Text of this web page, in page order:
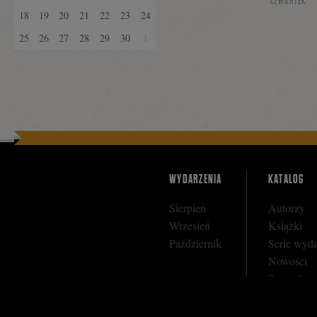
18
19 20 21 22 23
24
25
26 27 28 29 30 1
WYDARZENIA
Sierpień
Wrzesień
Październik
KATALOG
Autorzy
Książki
Serie
Nowości
Bestsellery